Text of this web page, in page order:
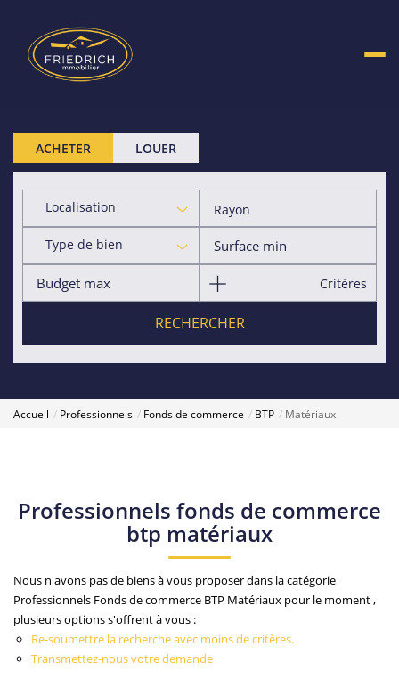
ACHETER LOUER
Localisation Rayon
Type de bien
Critères
RECHERCHER
Accueil Professionnels Fonds de commerce BTP Matériaux
Professionnels fonds de commerce
btp matériaux
Nous n'avons pas de biens à vous proposer dans la catégorie
Professionnels Fonds de commerce BTP Matériaux pour le moment ,
plusieurs options s'offrent à vous :
Re-soumettre la recherche avec moins de critères.
Transmettez-nous votre demande